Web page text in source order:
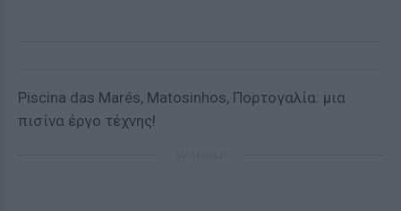
Piscina das Marés, Matosinhos, Πορτογαλία: μια
πισίνα έργο τέχνης!